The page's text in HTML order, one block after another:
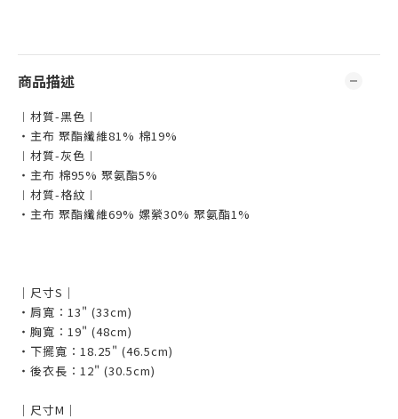
商品描述
︱材質-黑色︱
・主布 聚酯纖維81% 棉19%
︱材質-灰色︱
・主布 棉95% 聚氨酯5%
︱材質-格紋︱
・主布 聚酯纖維69% 嫘縈30% 聚氨酯1%
｜尺寸S｜
・肩寬：13" (33cm)
・胸寬：19" (48cm)
・下擺寬：18.25" (46.5cm)
・後衣長：12" (30.5cm)
｜尺寸M｜